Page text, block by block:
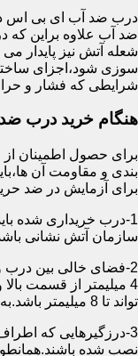
درب ضد آب ای بی اس
ضد آب علاوه براین که
شعله آتش نیز پایدار
سوزی شود،اجزای
شرایطی که فشار و
هنگام خرید درب ضد
برای حصول اطمینان
برای آزمایش در ضد
1-درب خریداری شده
سازمان آتش نشانی
2-فضای خالی بین درب
4 میلیمتر از قسمت
تواند تا 8 میلیمتر باشد.به عبارتی نور نباید از پایین درب درز نماید.
3-درزگیرهایی که
نصب شده